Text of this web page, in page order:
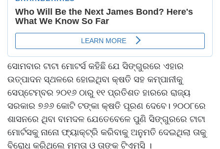
ସୋମବାର ଟାଟା ମୋଟର୍ସ କହିଛି ଯେ ସିଙ୍ଗୁରରେ ଏହାର
ଉତ୍ପାଦନ ସ୍ଥଳରେ ହୋଇଥିବା କ୍ଷତି ସହ କମ୍ପାନୀକୁ
ସେପ୍ଟେମ୍ବର ୨୦୧୬ ଠାରୁ ୧୧ ପ୍ରତିଶତ ହାରରେ ରାଜ୍ୟ
ସରକାର ୭୬୬ କୋଟି ଟଙ୍କା କ୍ଷତି ପୂରଣ ଦେବେ। ୨୦୦୮ରେ
ଶାସନରେ ଥିବା ବାମଦଳ ଯେତେବେଳେ ପୁଣି ସିଙ୍ଗୁରରେ ଟାଟା
ମୋର୍ଟସକୁ ନାନୋ ଫ୍ୟାକ୍ଟ୍ରି କରିବାକୁ ଅନୁମତି ଦେଇଥିଲା ତାକୁ
ବିରୋଧ କରିଥିଲେ ମମତା ଓ ତାଙ୍କ ଟିଏମସି ।